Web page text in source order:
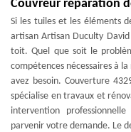
Couvreur réparation
Si les tuiles et les éléments
artisan Artisan Duculty
toit. Quel que soit le
compétences nécessaires à
avez besoin. Couverture
spécialise en travaux et
intervention
parvenir votre demande. Le